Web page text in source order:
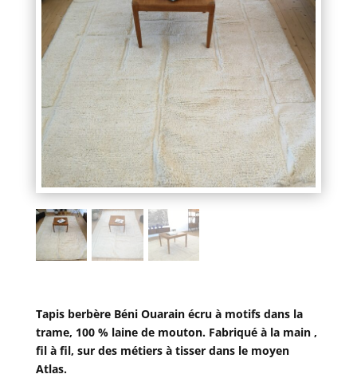
Tapis berbère Béni Ouarain écru à motifs dans la
trame, 100 % laine de mouton. Fabriqué à la main ,
fil à fil, sur des métiers à tisser dans le moyen
Atlas.